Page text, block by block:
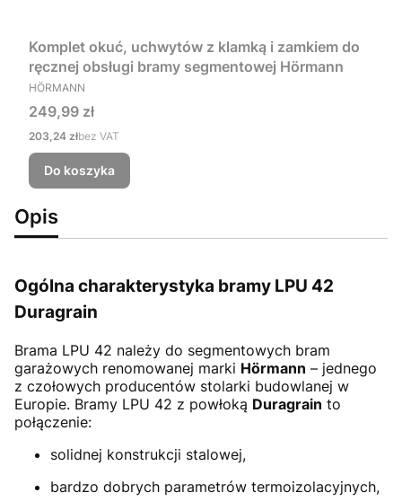
Komplet okuć, uchwytów z klamką i zamkiem do
ręcznej obsługi bramy segmentowej Hörmann
PRODUCENT
HÖRMANN
Cena
249,99 zł
Cena
203,24 złbez VAT
Do koszyka
Opis
Ogólna charakterystyka bramy LPU 42
Duragrain
Brama LPU 42 należy do segmentowych bram
garażowych renomowanej marki Hörmann – jednego
z czołowych producentów stolarki budowlanej w
Europie. Bramy LPU 42 z powłoką Duragrain to
połączenie:
solidnej konstrukcji stalowej,
bardzo dobrych parametrów termoizolacyjnych,